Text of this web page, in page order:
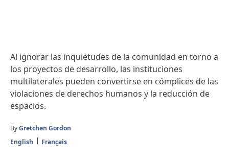
Al ignorar las inquietudes de la comunidad en torno a
los proyectos de desarrollo, las instituciones
multilaterales pueden convertirse en cómplices de las
violaciones de derechos humanos y la reducción de
espacios.
ByGretchen Gordon
English
Français